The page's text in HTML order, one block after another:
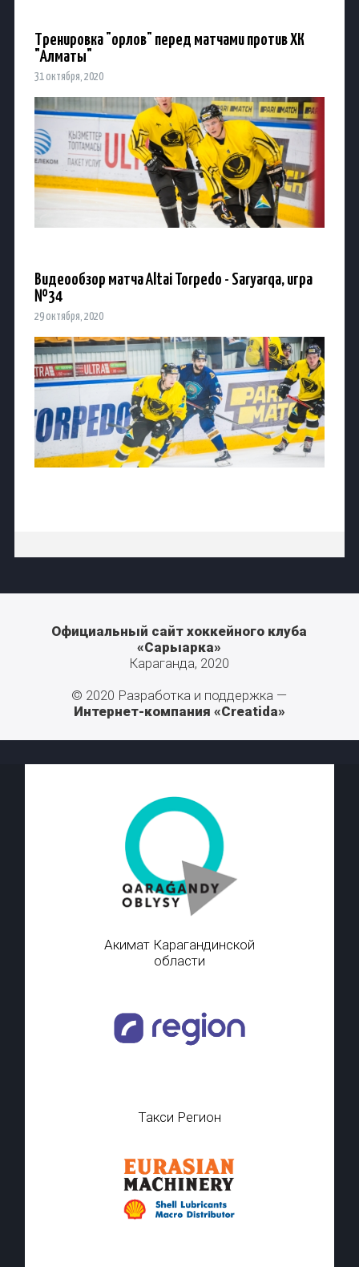
Тренировка "орлов" перед матчами против ХК
"Алматы"
31 октября, 2020
Видеообзор матча Altai Torpedo - Saryarqa, игра
№34
29 октября, 2020
Официальный сайт хоккейного клуба
«Сарыарка»
Караганда, 2020
© 2020 Разработка и поддержка —
Интернет-компания «Creatida»
Акимат Карагандинской
области
Такси Регион